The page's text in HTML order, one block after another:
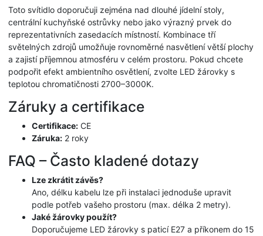
Toto svítidlo doporučuji zejména nad dlouhé jídelní stoly,
centrální kuchyňské ostrůvky nebo jako výrazný prvek do
reprezentativních zasedacích místností. Kombinace tří
světelných zdrojů umožňuje rovnoměrné nasvětlení větší plochy
a zajistí příjemnou atmosféru v celém prostoru. Pokud chcete
podpořit efekt ambientního osvětlení, zvolte LED žárovky s
teplotou chromatičnosti 2700–3000K.
Záruky a certifikace
Certifikace: CE
Záruka: 2 roky
FAQ – Často kladené dotazy
Lze zkrátit závěs?
Ano, délku kabelu lze při instalaci jednoduše upravit
podle potřeb vašeho prostoru (max. délka 2 metry).
Jaké žárovky použít?
Doporučujeme LED žárovky s paticí E27 a příkonem do 15